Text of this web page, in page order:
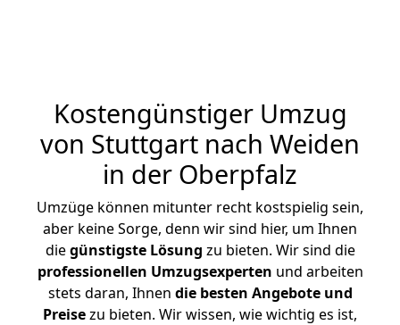
Kostengünstiger Umzug
von Stuttgart nach Weiden
in der Oberpfalz
Umzüge können mitunter recht kostspielig sein,
aber keine Sorge, denn wir sind hier, um Ihnen
diegünstigste Lösung zu bieten. Wir sind die
professionellen Umzugsexperten und arbeiten
stets daran, Ihnen die besten Angebote und
Preisezu bieten. Wir wissen, wie wichtig es ist,